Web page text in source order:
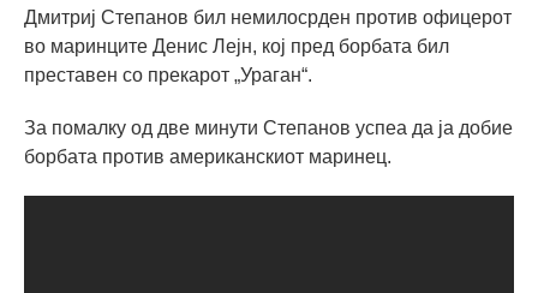
Дмитриј Степанов бил немилосрден против офицерот
во маринците Денис Лејн, кој пред борбата бил
преставен со прекарот „Ураган“.
За помалку од две минути Степанов успеа да ја добие
борбата против американскиот маринец.